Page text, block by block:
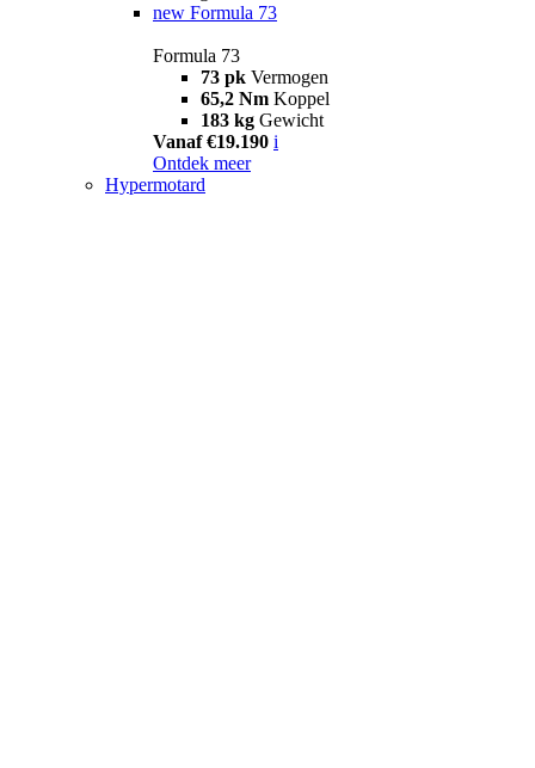
new Formula 73
Formula 73
73 pk Vermogen
65,2 Nm Koppel
183 kg Gewicht
Vanaf €19.190 i
Ontdek meer
Hypermotard